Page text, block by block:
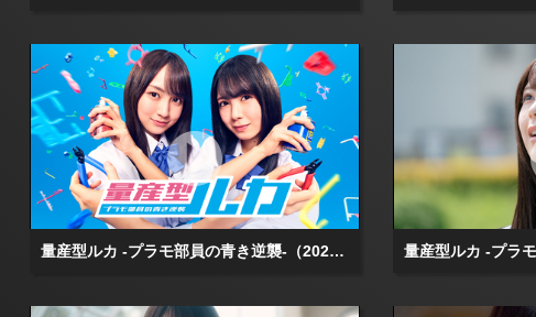
量産型ルカ -プラモ部員の青き逆襲-（2025/07/03放送分）第01話